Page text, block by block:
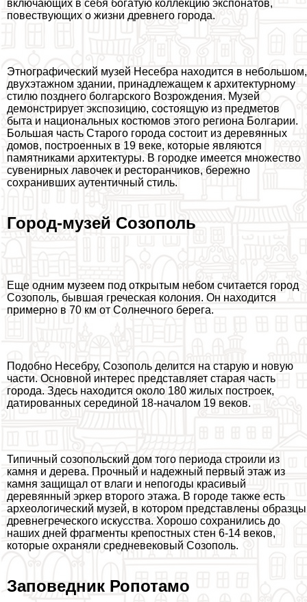
включающих в себя богатую коллекцию экспонатов,
повествующих о жизни древнего города.
Этнографический музей Несебра находится в небольшом,
двухэтажном здании, принадлежащем к архитектурному
стилю позднего болгарского Возрождения. Музей
демонстрирует экспозицию, состоящую из предметов
быта и национальных костюмов этого региона Болгарии.
Большая часть Старого города состоит из деревянных
домов, построенных в 19 веке, которые являются
памятниками архитектуры. В городке имеется множество
сувенирных лавочек и ресторанчиков, бережно
сохранивших аутентичный стиль.
Город-музей Созополь
Еще одним музеем под открытым небом считается город
Созополь, бывшая греческая колония. Он находится
примерно в 70 км от Солнечного берега.
Подобно Несебру, Созополь делится на старую и новую
части. Основной интерес представляет старая часть
города. Здесь находится около 180 жилых построек,
датированных серединой 18-началом 19 веков.
Типичный созопольский дом того периода строили из
камня и дерева. Прочный и надежный первый этаж из
камня защищал от влаги и непогоды красивый
деревянный эркер второго этажа. В городе также есть
археологический музей, в котором представлены образцы
древнегреческого искусства. Хорошо сохранились до
наших дней фрагменты крепостных стен 6-14 веков,
которые охраняли средневековый Созополь.
Заповедник Ропотамо